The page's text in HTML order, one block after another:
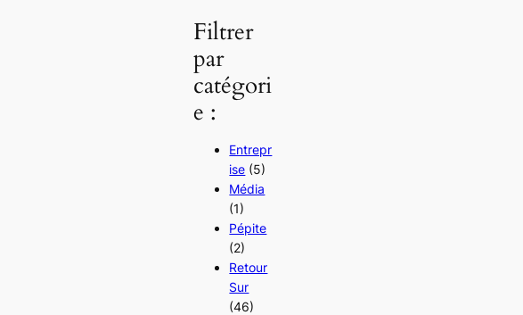
Filtrer
par
catégori
e :
Entrepr
ise (5)
Média
(1)
Pépite
(2)
Retour
Sur
(46)